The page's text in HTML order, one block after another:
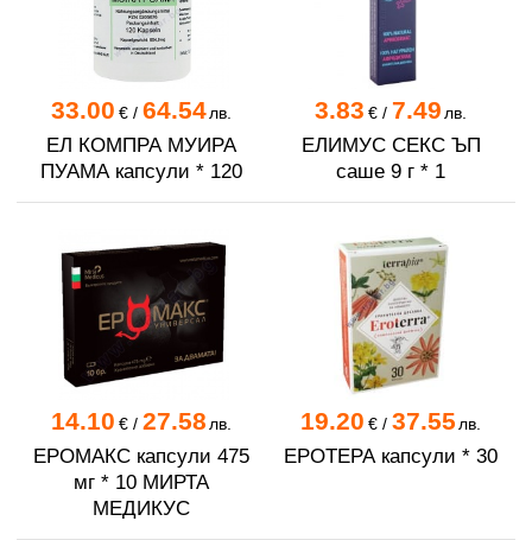
33.00 €/ 64.54лв.
ЕЛ КОМПРА МУИРА
ПУАМА капсули * 120
3.83 €/ 7.49 лв.
ЕЛИМУС СЕКС ЪП
саше 9 г * 1
14.10 €/ 27.58 лв.
ЕРОМАКС капсули 475
мг * 10 МИРТА
МЕДИКУС
19.20 €/ 37.55 лв.
ЕРОТЕРА капсули * 30